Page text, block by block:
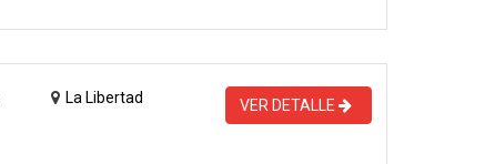
La Libertad VER DETALLE